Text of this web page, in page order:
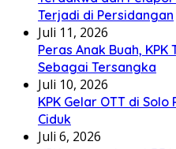
Terjadi di Persidangan
Juli 11, 2026
Peras Anak Buah,
Sebagai Tersangka
Juli 10, 2026
KPK Gelar OTT di
Ciduk
Juli 6, 2026